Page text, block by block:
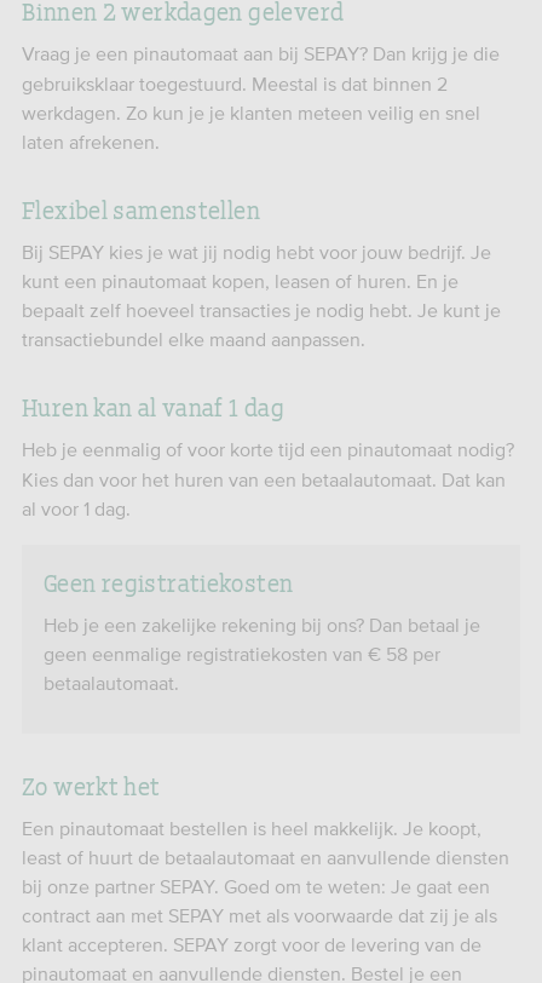
Binnen 2 werkdagen geleverd
Vraag je een pinautomaat aan bij SEPAY? Dan krijg je die
gebruiksklaar toegestuurd. Meestal is dat binnen 2
werkdagen. Zo kun je je klanten meteen veilig en snel
laten afrekenen.
Flexibel samenstellen
Bij SEPAY kies je wat jij nodig hebt voor jouw bedrijf. Je
kunt een pinautomaat kopen, leasen of huren. En je
bepaalt zelf hoeveel transacties je nodig hebt. Je kunt je
transactiebundel elke maand aanpassen.
Huren kan al vanaf 1 dag
Heb je eenmalig of voor korte tijd een pinautomaat nodig?
Kies dan voor het huren van een betaalautomaat. Dat kan
al voor 1 dag.
Geen registratiekosten
Heb je een zakelijke rekening bij ons? Dan betaal je
geen eenmalige registratiekosten van € 58 per
betaalautomaat.
Zo werkt het
Een pinautomaat bestellen is heel makkelijk. Je koopt,
least of huurt de betaalautomaat en aanvullende diensten
bij onze partner SEPAY. Goed om te weten: Je gaat een
contract aan met SEPAY met als voorwaarde dat zij je als
klant accepteren. SEPAY zorgt voor de levering van de
pinautomaat en aanvullende diensten. Bestel je een